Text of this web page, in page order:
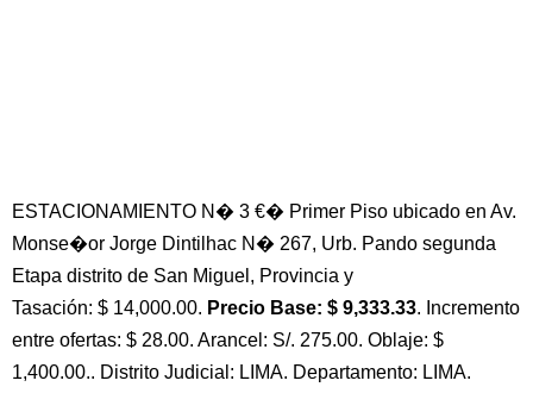
ESTACIONAMIENTO N� 3 €� Primer Piso ubicado en Av.
Monse�or Jorge Dintilhac N� 267, Urb. Pando segunda
Etapa distrito de San Miguel, Provincia y
Tasación: $ 14,000.00. Precio Base: $ 9,333.33. Incremento
entre ofertas: $ 28.00. Arancel: S/. 275.00. Oblaje: $
1,400.00.. Distrito Judicial: LIMA. Departamento: LIMA.